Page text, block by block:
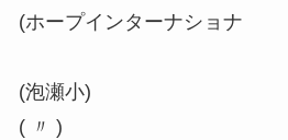
プインターナショナ
瀬小)
〃 )